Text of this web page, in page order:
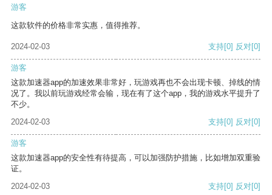
游客
这款软件的价格非常实惠，值得推荐。
2024-02-03 支持[0] 反对[0]
游客
这款加速器app的加速效果非常好，玩游戏再也不会出现卡顿、掉线的情
况了。我以前玩游戏经常会输，现在有了这个app，我的游戏水平提升了
不少。
2024-02-03
支持[0] 反对[0]
游客
这款加速器app的安全性有待提高，可以加强防护措施，比如增加双重验
证。
2024-02-03
支持[0] 反对[0]